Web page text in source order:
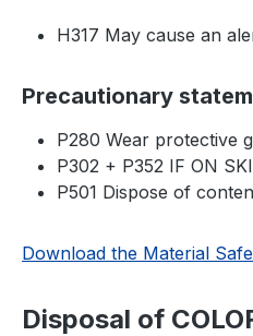
H317 May cause an
Precautionary
P280 Wear protective
P302 + P352 IF ON
P501 Dispose of
Download the Material
Disposal of